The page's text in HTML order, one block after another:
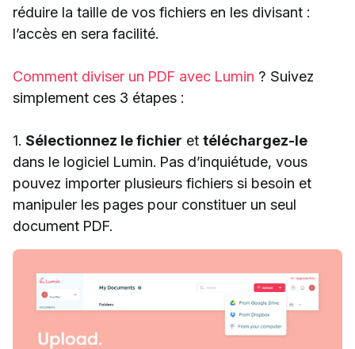
réduire la taille de vos fichiers en les divisant :
l’accès en sera facilité.
Comment diviser un PDF avec Lumin ? Suivez
simplement ces 3 étapes :
1. Sélectionnez le fichier et téléchargez-le
dans le logiciel Lumin. Pas d’inquiétude, vous
pouvez importer plusieurs fichiers si besoin et
manipuler les pages pour constituer un seul
document PDF.